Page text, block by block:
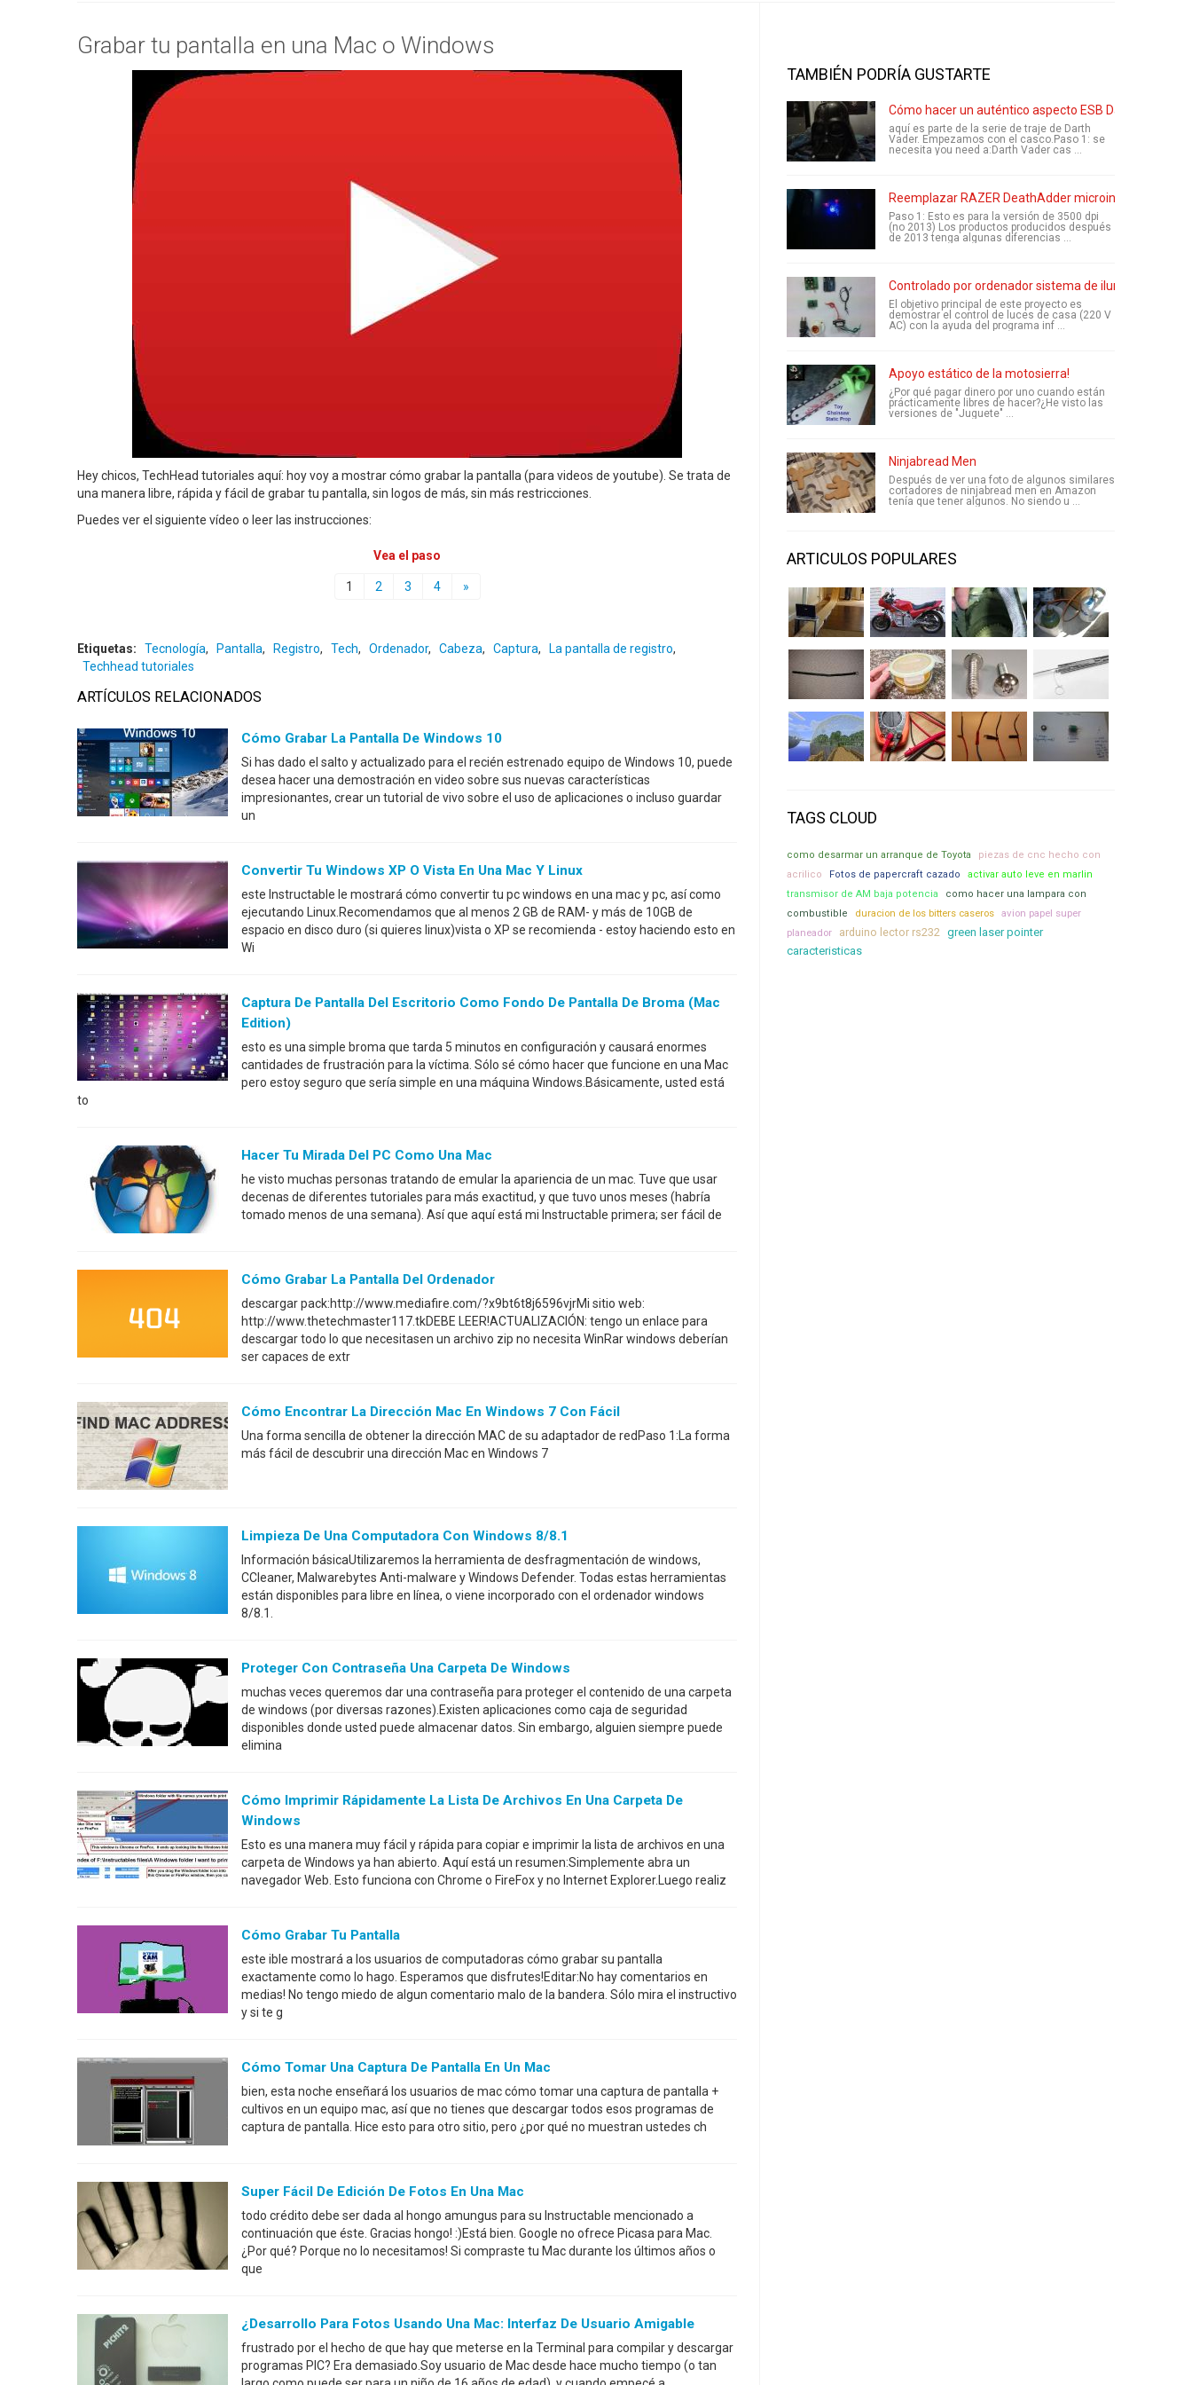
Grabar tu pantalla en una Mac o Windows
Hey chicos, TechHead tutoriales aquí: hoy voy a mostrar cómo grabar la pantalla (para videos de youtube). Se trata de
una manera libre, rápida y fácil de grabar tu pantalla, sin logos de más, sin más restricciones.
Puedes ver el siguiente vídeo o leer las instrucciones:
Vea el paso
1 2 3 4 »
Etiquetas: Tecnología, Pantalla, Registro, Tech, Ordenador, Cabeza, Captura, La pantalla de registro,
Techhead tutoriales
ARTÍCULOS RELACIONADOS
Cómo Grabar La Pantalla De Windows 10
Si has dado el salto y actualizado para el recién estrenado equipo de Windows 10, puede
desea hacer una demostración en video sobre sus nuevas características
impresionantes, crear un tutorial de vivo sobre el uso de aplicaciones o incluso guardar
un
Convertir Tu Windows XP O Vista En Una Mac Y Linux
este Instructable le mostrará cómo convertir tu pc windows en una mac y pc, así como
ejecutando Linux.Recomendamos que al menos 2 GB de RAM- y más de 10GB de
espacio en disco duro (si quieres linux)vista o XP se recomienda - estoy haciendo esto en
Wi
Captura De Pantalla Del Escritorio Como Fondo De Pantalla De Broma (Mac
Edition)
esto es una simple broma que tarda 5 minutos en configuración y causará enormes
cantidades de frustración para la víctima. Sólo sé cómo hacer que funcione en una Mac
pero estoy seguro que sería simple en una máquina Windows.Básicamente, usted está
to
Hacer Tu Mirada Del PC Como Una Mac
he visto muchas personas tratando de emular la apariencia de un mac. Tuve que usar
decenas de diferentes tutoriales para más exactitud, y que tuvo unos meses (habría
tomado menos de una semana). Así que aquí está mi Instructable primera; ser fácil de
Cómo Grabar La Pantalla Del Ordenador
descargar pack:http://www.mediafire.com/?x9bt6t8j6596vjrMi sitio web:
http://www.thetechmaster117.tkDEBE LEER!ACTUALIZACIÓN: tengo un enlace para
descargar todo lo que necesitasen un archivo zip no necesita WinRar windows deberían
ser capaces de extr
Cómo Encontrar La Dirección Mac En Windows 7 Con Fácil
Una forma sencilla de obtener la dirección MAC de su adaptador de redPaso 1:La forma
más fácil de descubrir una dirección Mac en Windows 7
Limpieza De Una Computadora Con Windows 8/8.1
Información básicaUtilizaremos la herramienta de desfragmentación de windows,
CCleaner, Malwarebytes Anti-malware y Windows Defender. Todas estas herramientas
están disponibles para libre en línea, o viene incorporado con el ordenador windows
8/8.1.
Proteger Con Contraseña Una Carpeta De Windows
muchas veces queremos dar una contraseña para proteger el contenido de una carpeta
de windows (por diversas razones).Existen aplicaciones como caja de seguridad
disponibles donde usted puede almacenar datos. Sin embargo, alguien siempre puede
elimina
Cómo Imprimir Rápidamente La Lista De Archivos En Una Carpeta De
Windows
Esto es una manera muy fácil y rápida para copiar e imprimir la lista de archivos en una
carpeta de Windows ya han abierto. Aquí está un resumen:Simplemente abra un
navegador Web. Esto funciona con Chrome o FireFox y no Internet Explorer.Luego realiz
Cómo Grabar Tu Pantalla
este ible mostrará a los usuarios de computadoras cómo grabar su pantalla
exactamente como lo hago. Esperamos que disfrutes!Editar:No hay comentarios en
medias! No tengo miedo de algun comentario malo de la bandera. Sólo mira el instructivo
y si te g
Cómo Tomar Una Captura De Pantalla En Un Mac
bien, esta noche enseñará los usuarios de mac cómo tomar una captura de pantalla +
cultivos en un equipo mac, así que no tienes que descargar todos esos programas de
captura de pantalla. Hice esto para otro sitio, pero ¿por qué no muestran ustedes ch
Super Fácil De Edición De Fotos En Una Mac
todo crédito debe ser dada al hongo amungus para su Instructable mencionado a
continuación que éste. Gracias hongo! :)Está bien. Google no ofrece Picasa para Mac.
¿Por qué? Porque no lo necesitamos! Si compraste tu Mac durante los últimos años o
que
¿Desarrollo Para Fotos Usando Una Mac: Interfaz De Usuario Amigable
frustrado por el hecho de que hay que meterse en la Terminal para compilar y descargar
programas PIC? Era demasiado.Soy usuario de Mac desde hace mucho tiempo (o tan
TAMBIÉN PODRÍA GUSTARTE
Cómo hacer un auténtico aspecto ESB Darth Vader
aquí es parte de la serie de traje de Darth
Vader. Empezamos con el casco.Paso 1: se
necesita you need a:Darth Vader cas ...
Reemplazar RAZER DeathAdder microinterruptor y
Paso 1: Esto es para la versión de 3500 dpi
(no 2013) Los productos producidos después
de 2013 tenga algunas diferencias ...
Controlado por ordenador sistema de iluminación del
El objetivo principal de este proyecto es
demostrar el control de luces de casa (220 V
AC) con la ayuda del programa inf ...
Apoyo estático de la motosierra!
¿Por qué pagar dinero por uno cuando están
prácticamente libres de hacer?¿He visto las
versiones de "Juguete" ...
Ninjabread Men
Después de ver una foto de algunos similares
cortadores de ninjabread men en Amazon
tenía que tener algunos. No siendo u ...
ARTICULOS POPULARES
TAGS CLOUD
como desarmar un arranque de Toyota
piezas de cnc hecho con
acrilico
Fotos de papercraft cazado
activar auto leve en marlin
transmisor de AM baja potencia
como hacer una lampara con
combustible
duracion de los bitters caseros
avion papel super
planeador
arduino lector rs232 green laser pointer
caracteristicas